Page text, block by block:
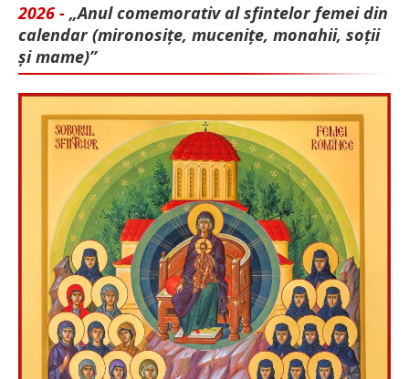
2026 - „Anul comemorativ al sfintelor femei din
calendar (mironosițe, mu­cenițe, monahii, soții
și mame)”